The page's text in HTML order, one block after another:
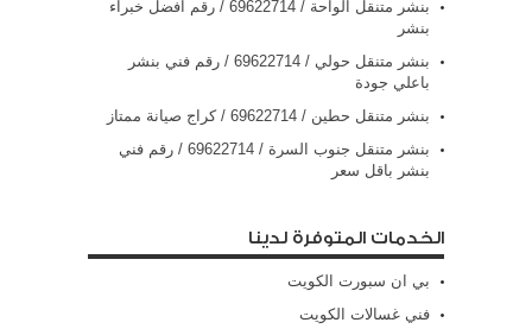
بنشر متنقل الواحة / 69622714‬ / رقم افضل خبراء
بنشر
بنشر متنقل حولي / 69622714‬ / رقم فني بنشر
باعلي جودة
بنشر متنقل حطين / 69622714‬ / كراج صيانة ممتاز
بنشر متنقل جنوب السرة / 69622714‬ / رقم فني
بنشر باقل سعر
الخدمات المتوفرة لدينا
بي ان سبورت الكويت
فني غسالات الكويت